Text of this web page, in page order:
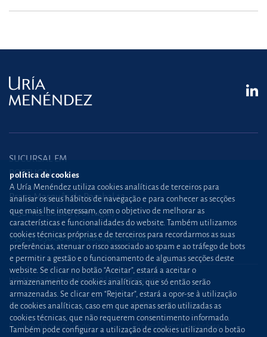
SUCURSAL EM
PORTUGAL
Praça Marquês de Pombal,12
1250-162 Lisboa (Portugal)
+351 21 030 86 00 lisboa@uria.com
Uría Menéndez Abogados, S.L.P. | NIPC PT980226511
Mapa web Política de cookies
Política de privacidade Proteção contraphishing
política de cookies
A Uría Menéndez utiliza cookies analíticas de terceiros para
analisar os seus hábitos de navegação e para conhecer as secções
que mais lhe interessam, com o objetivo de melhorar as
características e funcionalidades do website. Também utilizamos
cookies técnicas próprias e de terceiros para recordarmos as suas
preferências, atenuar o risco associado ao spam e ao tráfego de bots
e permitir a gestão e o funcionamento de algumas secções deste
website. Se clicar no botão “Aceitar”, estará a aceitar o
armazenamento de cookies analíticas, que só então serão
armazenadas. Se clicar em “Rejeitar”, estará a opor-se à utilização
de cookies analíticas, caso em que apenas serão utilizadas as
cookies técnicas, que não requerem consentimento informado.
Também pode configurar a utilização de cookies utilizando o botão